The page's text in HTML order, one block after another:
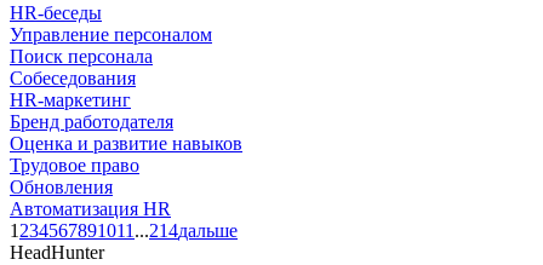
HR-беседы
Управление персоналом
Поиск персонала
Собеседования
HR-маркетинг
Бренд работодателя
Оценка и развитие навыков
Трудовое право
Обновления
Автоматизация HR
1 234567891011 ...214дальше
HeadHunter